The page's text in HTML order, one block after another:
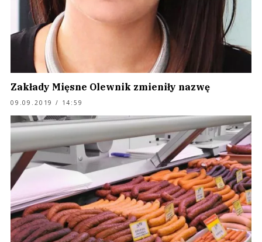
Zakłady Mięsne Olewnik zmieniły nazwę
09.09.2019 / 14:59